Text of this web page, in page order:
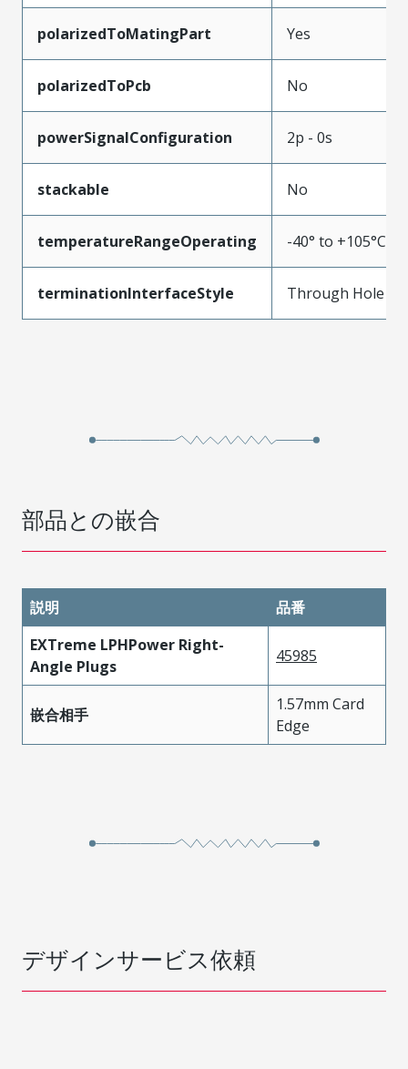
polarizedToMatingPart Yes
polarizedToPcb No
powerSignalConfiguration 2p - 0s
stackable No
temperatureRangeOperating -40° to +105°C
terminationInterfaceStyle Through Hole
部品との嵌合
説明
品番
EXTreme LPHPower Right-
Angle Plugs
45985
嵌合相手
1.57mm Card
Edge
デザインサービス依頼